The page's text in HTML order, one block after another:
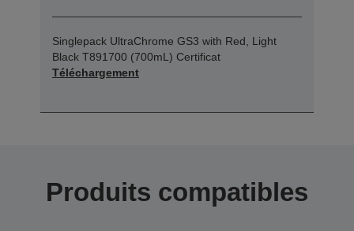
Singlepack UltraChrome GS3 with Red, Light
Black T891700 (700mL) Certificat
Téléchargement
Produits compatibles